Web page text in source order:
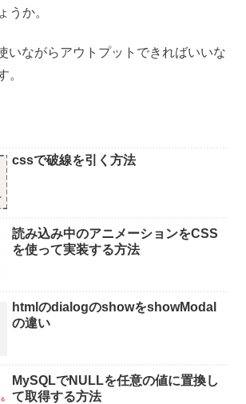
うか。
いながらアウトプットできればいいな
。
cssで破線を引く方法
読み込み中のアニメーションをCSS
を使って実装する方法
htmlのdialogのshowをshowModal
の違い
MySQLでNULLを任意の値に置換し
て取得する方法